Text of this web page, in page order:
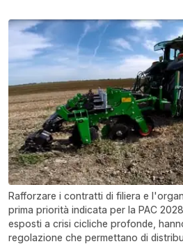
Rafforzare i contratti di filiera e
prima priorità indicata per la PAC
esposti a crisi cicliche profonde,
regolazione che permettano di